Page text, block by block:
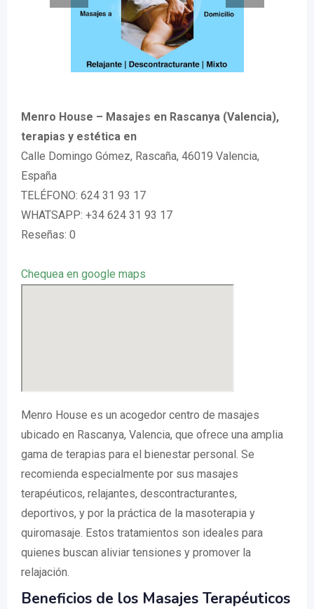
Menro House – Masajes en Rascanya (Valencia),
terapias y estética en
Calle Domingo Gómez, Rascaña, 46019 Valencia,
España
TELÉFONO: 624 31 93 17
WHATSAPP: +34 624 31 93 17
Reseñas: 0
Chequea en google maps
Menro House es un acogedor centro de masajes
ubicado en Rascanya, Valencia, que ofrece una amplia
gama de terapias para el bienestar personal. Se
recomienda especialmente por sus masajes
terapéuticos, relajantes, descontracturantes,
deportivos, y por la práctica de la masoterapia y
quiromasaje. Estos tratamientos son ideales para
quienes buscan aliviar tensiones y promover la
relajación.
Beneficios de los Masajes Terapéuticos